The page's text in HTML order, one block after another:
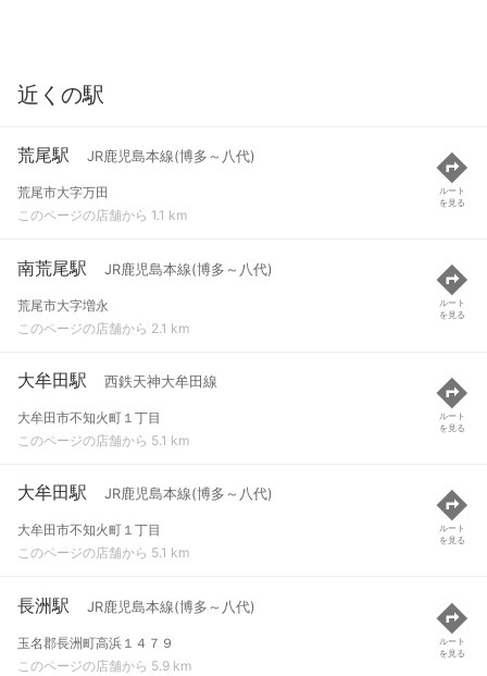
近くの駅
荒尾駅 JR鹿児島本線(博多～八代)
荒尾市大字万田
このページの店舗から 1.1 km
ルート
を見る
南荒尾駅 JR鹿児島本線(博多～八代)
荒尾市大字増永
このページの店舗から 2.1 km
ルート
を見る
大牟田駅 西鉄天神大牟田線
大牟田市不知火町１丁目
このページの店舗から 5.1 km
ルート
を見る
大牟田駅 JR鹿児島本線(博多～八代)
大牟田市不知火町１丁目
このページの店舗から 5.1 km
ルート
を見る
長洲駅 JR鹿児島本線(博多～八代)
玉名郡長洲町高浜１４７９
このページの店舗から 5.9 km
ルート
を見る